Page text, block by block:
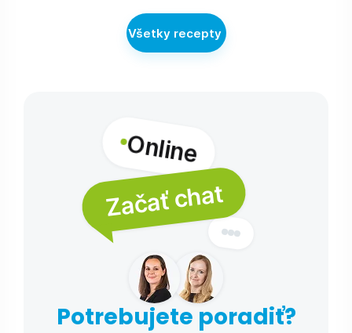
Všetky recepty
Online
Začať chat
Potrebujete poradiť?